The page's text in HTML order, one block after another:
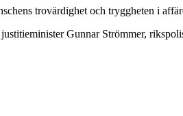
trovärdighet och tryggheten i
Gunnar Strömmer,